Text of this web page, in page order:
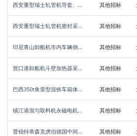
西安重型瑞士轧管机导套、滑板、卡爪等采购公告 其他招标
西安重型瑞士轧管机密封采购公告 其他招标
印尼青山卸船机市内车辆倒运采购公告 其他招标
营口港卸船机斗壁加热器采购公告 其他招标
巴西350t鱼雷型混铁车箱体采购公告 其他招标
镇江港混匀取料机永磁电机采购公告 其他招标
普锐特蒂森克虏伯德国中间罐车锻件车轮等成品采购公告 其他招标